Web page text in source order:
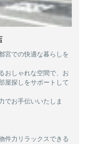
宮での快適な暮らしを
おしゃれな空間で、お
屋探しをサポートして
でお手伝いいたしま
件力リラックスできる